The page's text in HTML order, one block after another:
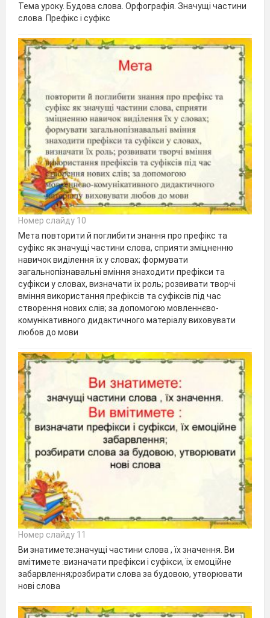
Тема уроку. Будова слова. Орфографія. Значущі частини
слова. Префікс і суфікс
Номер слайду 10
Мета повторити й поглибити знання про префікс та
суфікс як значущі частини слова, сприяти зміцненню
навичок виділення їх у словах; формувати
загальнопізнавальні вміння знаходити префікси та
суфікси у словах, визначати їх роль; розвивати творчі
вміння використання префіксів та суфіксів під час
створення нових слів; за допомогою мовленнєво-
комунікативного дидактичного матеріалу виховувати
любов до мови
Номер слайду 11
Ви знатимете:значущі частини слова , їх значення. Ви
вмітимете :визначати префікси і суфікси, їх емоційне
забарвлення;розбирати слова за будовою, утворювати
нові слова